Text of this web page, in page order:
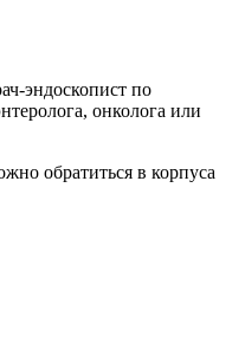
эндоскопист по
онколога или
обратиться в корпуса